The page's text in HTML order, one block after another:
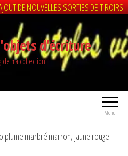
DE NOUVELLES SORTIES DE TIROIRS
d'écriture
de ma collection
Menu
plume marbré marron, jaune rouge